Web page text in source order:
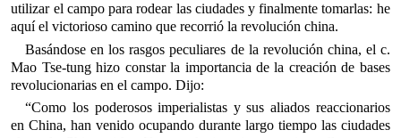
utilizar el campo para rodear las ciudades y finalmente tomarlas: he
aquí el victorioso camino que recorrió la revolución china.
Basándose en los rasgos peculiares de la revolución china, el c.
Mao Tse-tung hizo constar la importancia de la creación de bases
revolucionarias en el campo. Dijo:
“Como los poderosos imperialistas y sus aliados reaccionarios
en China, han venido ocupando durante largo tiempo las ciudades